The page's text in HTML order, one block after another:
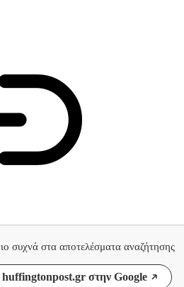
συχνά στα αποτελέσματα αναζήτησης
στην Google